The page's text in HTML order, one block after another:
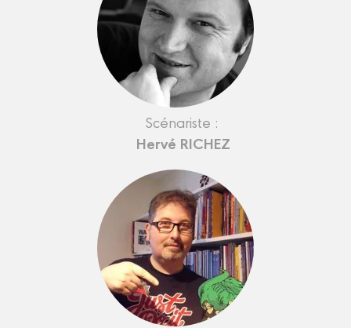
Scénariste :
Hervé RICHEZ